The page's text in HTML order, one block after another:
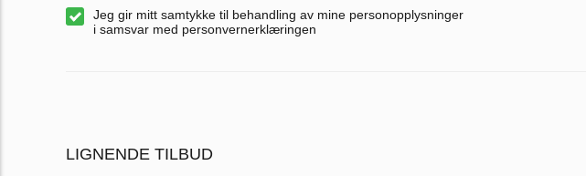
Jeg gir mitt samtykke til behandling av mine personopplysninger
i samsvar med personvernerklæringen
LIGNENDE TILBUD